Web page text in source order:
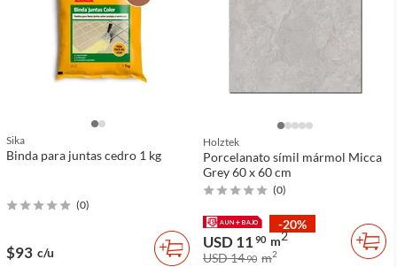
Sika
Binda para juntas cedro 1 kg
(0)
$93 c/u
Holztek
Porcelanato símil mármol Micca
Grey 60 x 60 cm
(0)
-20%
USD 11 90 m2
USD 1490 m2